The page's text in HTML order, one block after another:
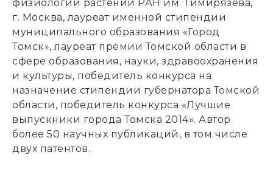
физиологии растений РАН им. Тимирязева,
г. Москва, лауреат именной стипендии
муниципального образования «Город
Томск», лауреат премии Томской области в
сфере образования, науки, здравоохранения
и культуры, победитель конкурса на
назначение стипендии губернатора Томской
области, победитель конкурса «Лучшие
выпускники города Томска 2014». Автор
более 50 научных публикаций, в том числе
двух патентов.